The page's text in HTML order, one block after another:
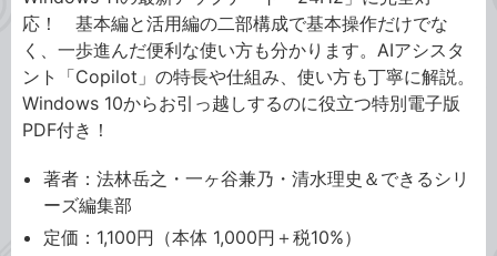
応！ 基本編と活用編の二部構成で基本操作だけでな
く、一歩進んだ便利な使い方も分かります。AIアシスタ
ント「Copilot」の特長や仕組み、使い方も丁寧に解説。
Windows 10からお引っ越しするのに役立つ特別電子版
PDF付き！
著者：法林岳之・一ヶ谷兼乃・清水理史＆できるシリ
ーズ編集部
定価：1,100円（本体 1,000円＋税10%）